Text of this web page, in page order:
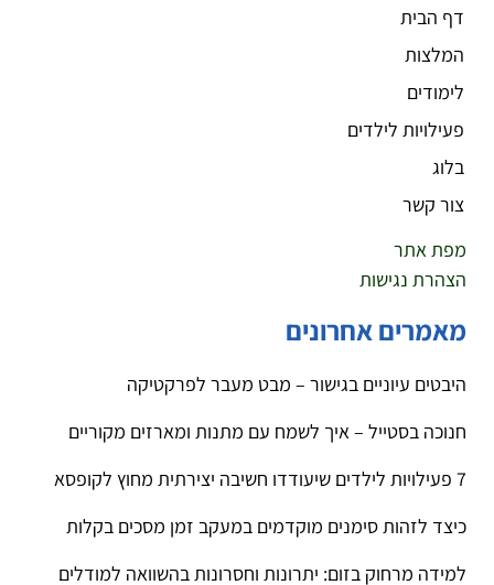
דף הבית
המלצות
לימודים
פעילויות לילדים
בלוג
צור קשר
מפת אתר
הצהרת נגישות
מאמרים אחרונים
היבטים עיוניים בגישור – מבט מעבר לפרקטיקה
חנוכה בסטייל – איך לשמח עם מתנות ומארזים מקוריים
7 פעילויות לילדים שיעודדו חשיבה יצירתית מחוץ לקופסא
כיצד לזהות סימנים מוקדמים במעקב זמן מסכים בקלות
למידה מרחוק בזום: יתרונות וחסרונות בהשוואה למודלים